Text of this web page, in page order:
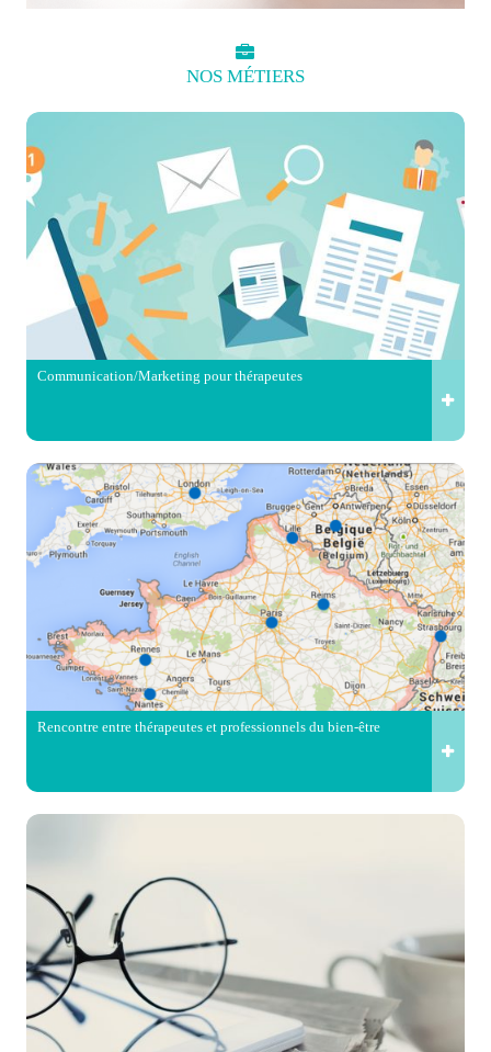
NOS MÉTIERS
Communication/Marketing pour thérapeutes
Rencontre entre thérapeutes et professionnels du bien-être